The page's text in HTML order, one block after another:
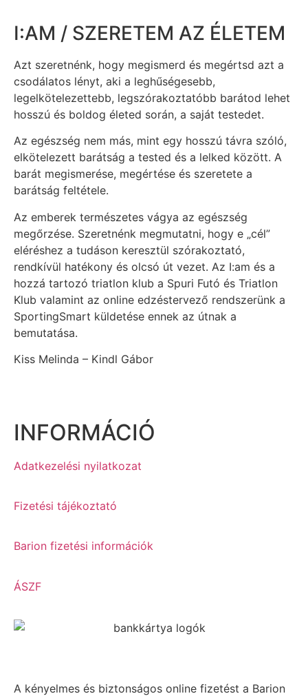
I:AM / SZERETEM AZ ÉLETEM
Azt szeretnénk, hogy megismerd és megértsd azt a
csodálatos lényt, aki a leghűségesebb,
legelkötelezettebb, legszórakoztatóbb barátod lehet
hosszú és boldog életed során, a saját testedet.
Az egészség nem más, mint egy hosszú távra szóló,
elkötelezett barátság a tested és a lelked között. A
barát megismerése, megértése és szeretete a
barátság feltétele.
Az emberek természetes vágya az egészség
megőrzése. Szeretnénk megmutatni, hogy e „cél”
eléréshez a tudáson keresztül szórakoztató,
rendkívül hatékony és olcsó út vezet. Az I:am és a
hozzá tartozó triatlon klub a Spuri Futó és Triatlon
Klub valamint az online edzéstervező rendszerünk a
SportingSmart küldetése ennek az útnak a
bemutatása.
Kiss Melinda – Kindl Gábor
INFORMÁCIÓ
Adatkezelési nyilatkozat
Fizetési tájékoztató
Barion fizetési információk
ÁSZF
A kényelmes és biztonságos online fizetést a Barion